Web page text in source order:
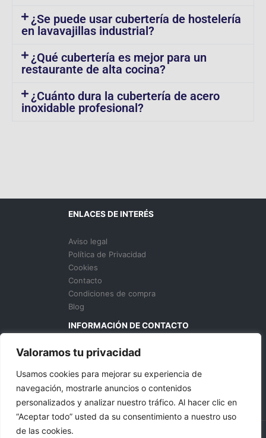
Valoramos tu privacidad
Usamos cookies para mejorar su experiencia de
navegación, mostrarle anuncios o contenidos
personalizados y analizar nuestro tráfico. Al hacer clic en
“Aceptar todo” usted da su consentimiento a nuestro uso
de las cookies.
¿Se puede usar cubertería de hostelería
en lavavajillas industrial?
¿Qué cubertería es mejor para un
restaurante de alta cocina?
¿Cuánto dura la cubertería de acero
inoxidable profesional?
ENLACES DE INTERÉS
Aviso legal
Política de Privacidad
Cookies
Contacto
Condiciones de compra
Blog
INFORMACIÓN DE CONTACTO
629 136 435
S.C. Tenerife, España
Copyright © 2026 Don Hostelería Canarias